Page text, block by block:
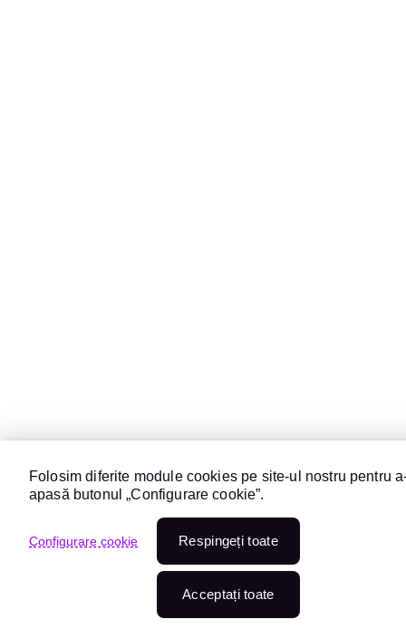
Folosim diferite module cookies pe site-ul nostru pentru
apasă butonul „Configurare cookie”.
Configurare cookie Respingeți toate
Acceptați toate